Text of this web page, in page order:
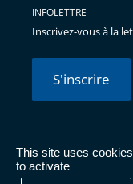
This site uses
to activate
INFOLETTRE
Inscrivez-vous à la
S'inscrire
© Conseil d'État 2026 -
personnelles-